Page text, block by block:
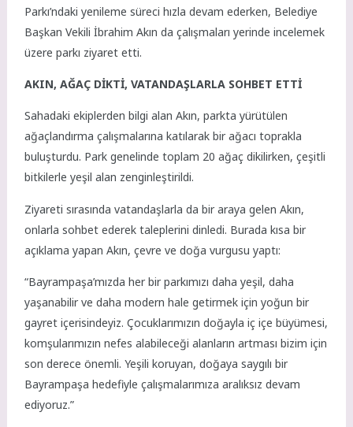
Parkı’ndaki yenileme süreci hızla devam ederken, Belediye
Başkan Vekili İbrahim Akın da çalışmaları yerinde incelemek
üzere parkı ziyaret etti.
AKIN, AĞAÇ DİKTİ, VATANDAŞLARLA SOHBET ETTİ
Sahadaki ekiplerden bilgi alan Akın, parkta yürütülen
ağaçlandırma çalışmalarına katılarak bir ağacı toprakla
buluşturdu. Park genelinde toplam 20 ağaç dikilirken, çeşitli
bitkilerle yeşil alan zenginleştirildi.
Ziyareti sırasında vatandaşlarla da bir araya gelen Akın,
onlarla sohbet ederek taleplerini dinledi. Burada kısa bir
açıklama yapan Akın, çevre ve doğa vurgusu yaptı:
“Bayrampaşa’mızda her bir parkımızı daha yeşil, daha
yaşanabilir ve daha modern hale getirmek için yoğun bir
gayret içerisindeyiz. Çocuklarımızın doğayla iç içe büyümesi,
komşularımızın nefes alabileceği alanların artması bizim için
son derece önemli. Yeşili koruyan, doğaya saygılı bir
Bayrampaşa hedefiyle çalışmalarımıza aralıksız devam
ediyoruz.”